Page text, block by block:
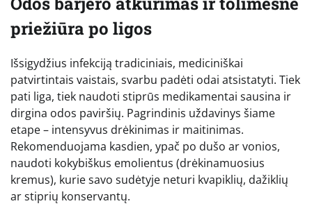
priežiūra po ligos
Išsigydžius infekciją tradiciniais, mediciniškai
patvirtintais vaistais, svarbu padėti odai atsistatyti. Tiek
pati liga, tiek naudoti stiprūs medikamentai sausina ir
dirgina odos paviršių. Pagrindinis uždavinys šiame
etape – intensyvus drėkinimas ir maitinimas.
Rekomenduojama kasdien, ypač po dušo ar vonios,
naudoti kokybiškus emolientus (drėkinamuosius
kremus), kurie savo sudėtyje neturi kvapiklių, dažiklių
ar stiprių konservantų.